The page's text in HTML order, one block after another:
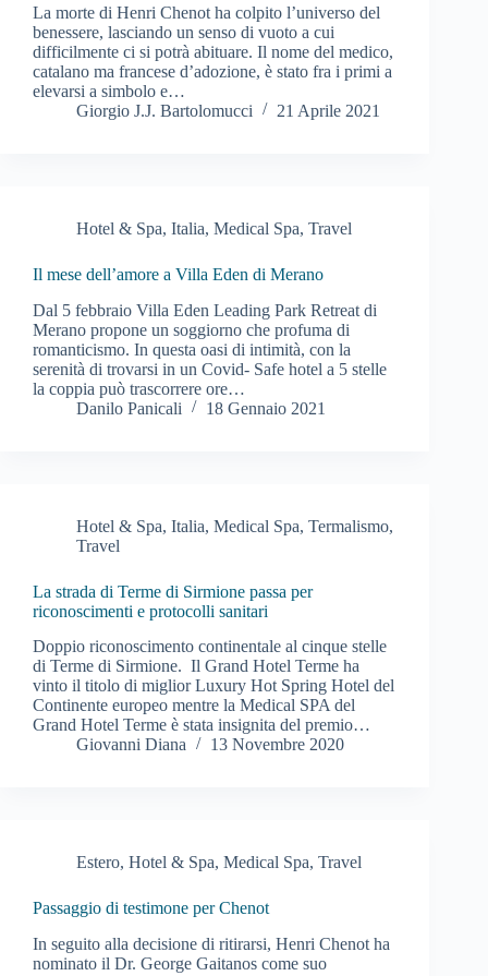
La morte di Henri Chenot ha colpito l’universo del
benessere, lasciando un senso di vuoto a cui
difficilmente ci si potrà abituare. Il nome del medico,
catalano ma francese d’adozione, è stato fra i primi a
elevarsi a simbolo e…
Giorgio J.J. Bartolomucci
21 Aprile 2021
Hotel & Spa, Italia, Medical Spa, Travel
Il mese dell’amore a Villa Eden di Merano
Dal 5 febbraio Villa Eden Leading Park Retreat di
Merano propone un soggiorno che profuma di
romanticismo. In questa oasi di intimità, con la
serenità di trovarsi in un Covid- Safe hotel a 5 stelle
la coppia può trascorrere ore…
Danilo Panicali
18 Gennaio 2021
Hotel & Spa, Italia, Medical Spa, Termalismo,
Travel
La strada di Terme di Sirmione passa per
riconoscimenti e protocolli sanitari
Doppio riconoscimento continentale al cinque stelle
di Terme di Sirmione. Il Grand Hotel Terme ha
vinto il titolo di miglior Luxury Hot Spring Hotel del
Continente europeo mentre la Medical SPA del
Grand Hotel Terme è stata insignita del premio…
Giovanni Diana
13 Novembre 2020
Estero, Hotel & Spa, Medical Spa, Travel
Passaggio di testimone per Chenot
In seguito alla decisione di ritirarsi, Henri Chenot ha
nominato il Dr. George Gaitanos come suo